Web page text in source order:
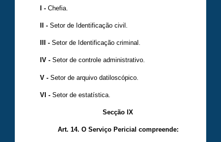
I -Chefia.
II -Setor de Identificação civil.
III -Setor de Identificação criminal.
IV -Setor de controle administrativo.
V -Setor de arquivo datiloscópico.
VI -Setor de estatística.
Secção IX
Art. 14. O Serviço Pericial compreende: